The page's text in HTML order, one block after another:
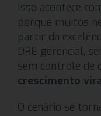
Isso acontece
porque muitos
partir da
DRE gerencial,
sem controle de
crescimento
O cenário se